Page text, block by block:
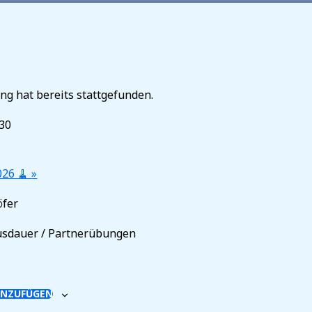
hat bereits stattgefunden.
🧹»
/ Partnerübungen